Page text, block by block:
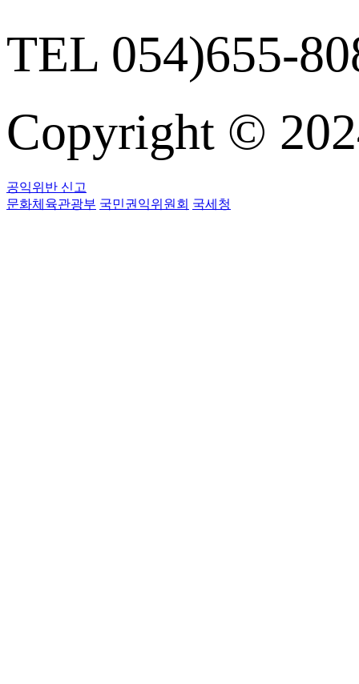
TEL 054)655-
Copyright ©
공익위반 신고
문화체육관광부 국민권익위원회 국세청